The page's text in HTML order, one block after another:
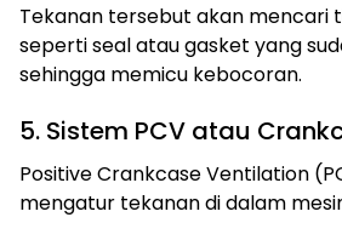
Tekanan tersebut akan mencari
seperti seal atau gasket yang
sehingga memicu kebocoran.
5. Sistem PCV atau
Positive Crankcase Ventilation
mengatur tekanan di dalam